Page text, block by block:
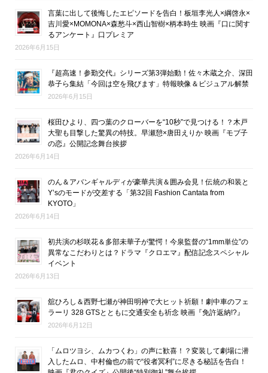
言葉に出して後悔したエピソードを告白！板垣李光人×綱啓永×
吉川愛×MOMONA×森愁斗×西山智樹×柄本時生 映画『口に関す
るアンケート』口プレミア
2026年6月15日
『超高速！参勤交代』シリーズ第3弾始動！佐々木蔵之介、深田
恭子ら集結「今回は空を飛びます」特報映像＆ビジュアル解禁
2026年6月15日
桜田ひより、四つ葉のクローバーを“10秒”で見つける！？木戸
大聖も目撃した驚異の特技。早瀬憩×唐田えりか 映画『モブ子
の恋』公開記念舞台挨拶
2026年6月14日
のん＆アバンギャルディが豪華共演＆囲み会見！伝統の和装と
Y’sのモードが交差する「第32回 Fashion Cantata from
KYOTO」
2026年6月14日
初共演の杉咲花＆多部未華子が驚愕！今泉監督の“1mm単位”の
異常なこだわりとは？ドラマ『クロエマ』配信記念スペシャル
イベント
2026年6月13日
舘ひろし＆西野七瀬が神田明神で大ヒット祈願！劇中車のフェ
ラーリ 328 GTSとともに交通安全も祈念 映画『免許返納!?』
2026年6月12日
「ムロツヨシ、ムカつくわ」の声に歓喜！？変装して劇場に潜
入したムロ、中村倫也の前で“役者冥利”に尽きる秘話を告白！